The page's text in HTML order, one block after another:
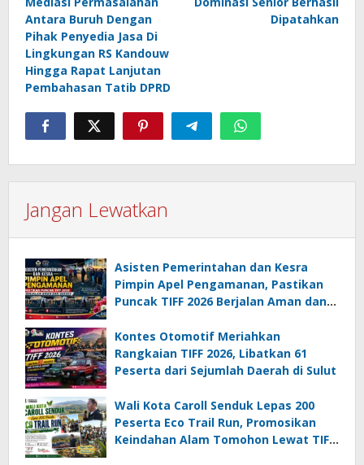
Antara Buruh Dengan
Pihak Penyedia Jasa Di
Lingkungan RS Kandouw
Hingga Rapat Lanjutan
Pembahasan Tatib DPRD
Dipatahkan
Jangan Lewatkan
Asisten Pemerintahan dan Kesra
Pimpin Apel Pengamanan, Pastikan
Puncak TIFF 2026 Berjalan Aman dan
Kontes Otomotif Meriahkan
Rangkaian TIFF 2026, Libatkan 61
Peserta dari Sejumlah Daerah di Sulut
Wali Kota Caroll Senduk Lepas 200
Peserta Eco Trail Run, Promosikan
Keindahan Alam Tomohon Lewat TIFF